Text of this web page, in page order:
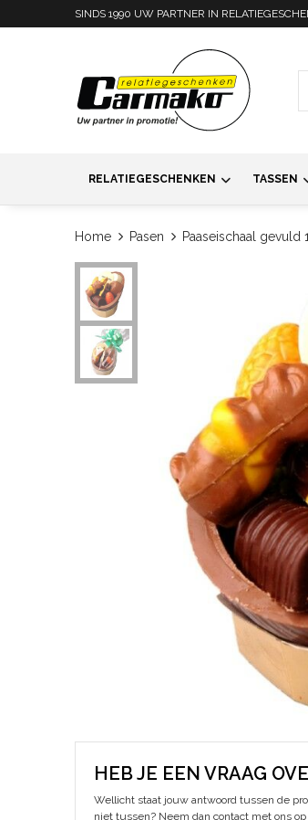
SINDS 1990 UW PARTNER IN
RELATIEGESCHENKEN TASSEN
Home Pasen Paaseischaal gevuld
HEB JE EEN VRAAG
Wellicht staat jouw antwoord tussen de
niet tussen? Neem dan contact met ons op